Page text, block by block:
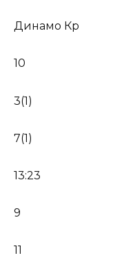
Динамо Кр
10
3(1)
7(1)
13:23
9
11